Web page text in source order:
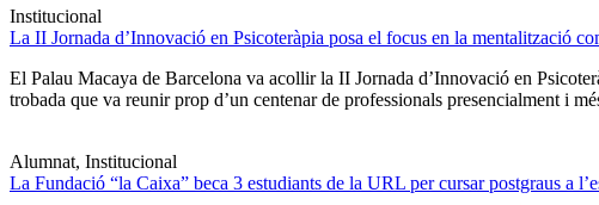
Institucional
La II Jornada d’Innovació en Psicoteràpia posa el focus en la mentalització
El Palau Macaya de Barcelona va acollir la II Jornada d’Innovació en
trobada que va reunir prop d’un centenar de professionals presencialment i
Alumnat, Institucional
La Fundació “la Caixa” beca 3 estudiants de la URL per cursar postgraus a